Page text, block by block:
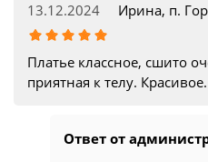
13.12.2024 Ирина, п.
Платье классное, сшито
приятная к телу.
Ответ от